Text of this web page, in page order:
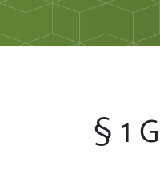
§ 1